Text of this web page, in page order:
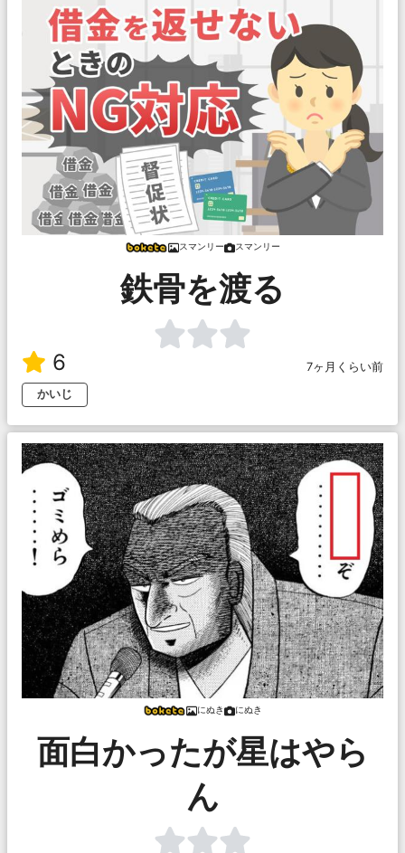
スマンリー スマンリー
鉄骨を渡る
6
7ヶ月くらい前
かいじ
にぬき にぬき
面白かったが星はやら
ん